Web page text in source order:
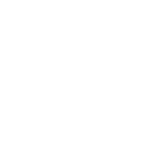
inimice mi? ". Qui dixit: "
venumdatus sis, ut
Ecce ego inducam super
posteriora tua et
masculini sexus sive
Et dabo domum tuam
filii Nabat et sicut